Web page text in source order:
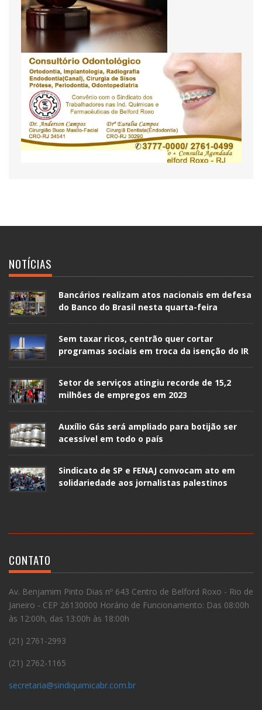
NOTÍCIAS
Bancários realizam atos nacionais em defesa
do Banco do Brasil nesta quarta-feira
Sem taxar ricos, centrão quer cortar
programas sociais em troca da isenção do IR
Setor de serviços atingiu recorde de 15,2
milhões de empregos em 2023
Auxílio Gás será ampliado para botijão ser
acessível em todo o país
Sindicato de SP e FENAJ convocam ato em
solidariedade aos jornalistas palestinos
CONTATO
Av. Benjamim Pinto Dias nº 643 Centro de Belford Roxo - Rio de
Janeiro - CEP 26130000 Horário de Funcionamento: Das 08:00h
às 12:00h, das 13:00h às 18:00h
(21) 2761-2993
(21) 2762-1165
secretaria@sindiquimicabr.com.br